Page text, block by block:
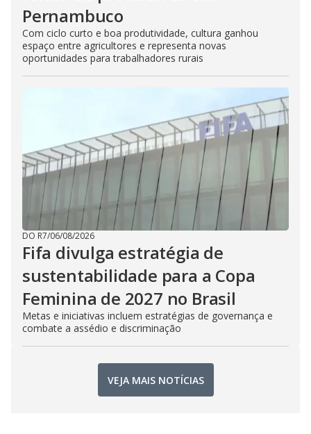
Pernambuco
Com ciclo curto e boa produtividade, cultura ganhou
espaço entre agricultores e representa novas
oportunidades para trabalhadores rurais
DO R7/06/08/2026
Fifa divulga estratégia de
sustentabilidade para a Copa
Feminina de 2027 no Brasil
Metas e iniciativas incluem estratégias de governança e
combate a assédio e discriminação
VEJA MAIS NOTÍCIAS